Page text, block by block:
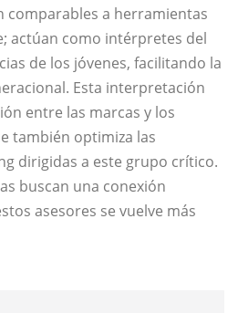
comparables a herramientas
actúan como intérpretes del
de los jóvenes, facilitando la
Esta interpretación
entre las marcas y los
también optimiza las
dirigidas a este grupo crítico.
buscan una conexión
asesores se vuelve más